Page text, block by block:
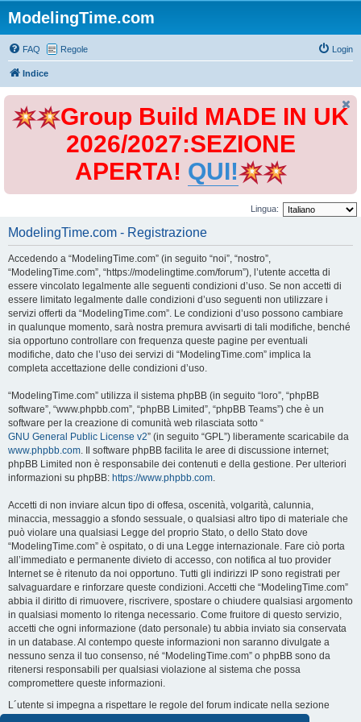
ModelingTime.com
FAQ Regole Login
Indice
Group Build MADE IN UK
2026/2027:SEZIONE
APERTA! QUI!
Lingua:
ModelingTime.com - Registrazione
Accedendo a “ModelingTime.com” (in seguito “noi”, “nostro”,
“ModelingTime.com”, “https://modelingtime.com/forum”), l’utente accetta di
essere vincolato legalmente alle seguenti condizioni d’uso. Se non accetti di
essere limitato legalmente dalle condizioni d’uso seguenti non utilizzare i
servizi offerti da “ModelingTime.com”. Le condizioni d’uso possono cambiare
in qualunque momento, sarà nostra premura avvisarti di tali modifiche, benché
sia opportuno controllare con frequenza queste pagine per eventuali
modifiche, dato che l’uso dei servizi di “ModelingTime.com” implica la
completa accettazione delle condizioni d’uso.
“ModelingTime.com” utilizza il sistema phpBB (in seguito “loro”, “phpBB
software”, “www.phpbb.com”, “phpBB Limited”, “phpBB Teams”) che è un
software per la creazione di comunità web rilasciata sotto “
GNU General Public License v2” (in seguito “GPL”) liberamente scaricabile da
www.phpbb.com. Il software phpBB facilita le aree di discussione internet;
phpBB Limited non è responsabile dei contenuti e della gestione. Per ulteriori
informazioni su phpBB: https://www.phpbb.com.
Accetti di non inviare alcun tipo di offesa, oscenità, volgarità, calunnia,
minaccia, messaggio a sfondo sessuale, o qualsiasi altro tipo di materiale che
può violare una qualsiasi Legge del proprio Stato, o dello Stato dove
“ModelingTime.com” è ospitato, o di una Legge internazionale. Fare ciò porta
all’immediato e permanente divieto di accesso, con notifica al tuo provider
Internet se è ritenuto da noi opportuno. Tutti gli indirizzi IP sono registrati per
salvaguardare e rinforzare queste condizioni. Accetti che “ModelingTime.com”
abbia il diritto di rimuovere, riscrivere, spostare o chiudere qualsiasi argomento
in qualsiasi momento lo ritenga necessario. Come fruitore di questo servizio,
accetti che ogni informazione (dato personale) tu abbia inviato sia conservata
in un database. Al contempo queste informazioni non saranno divulgate a
nessuno senza il tuo consenso, né “ModelingTime.com” o phpBB sono da
ritenersi responsabili per qualsiasi violazione al sistema che possa
compromettere queste informazioni.
L´utente si impegna a rispettare le regole del forum indicate nella sezione